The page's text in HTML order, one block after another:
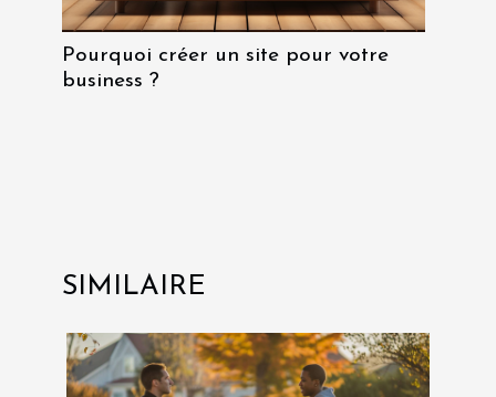
Pourquoi créer un site pour votre
business ?
SIMILAIRE